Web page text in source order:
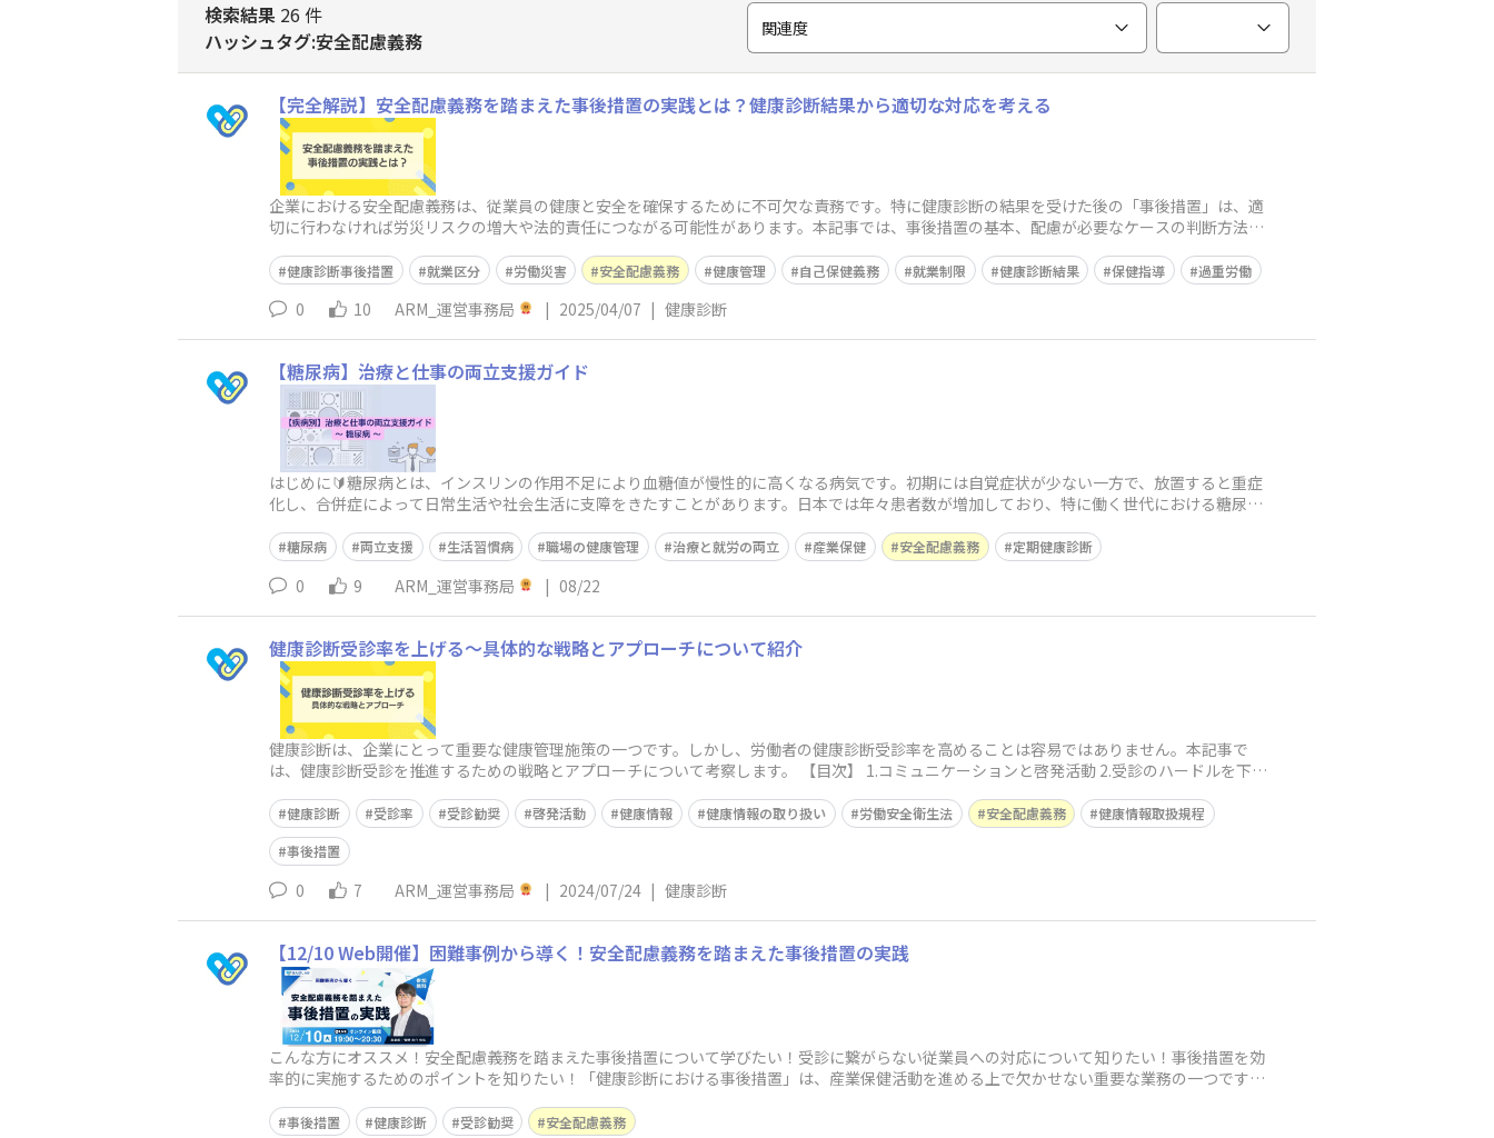
検索結果 26 件
ハッシュタグ:安全配慮義務
関連度
【完全解説】安全配慮義務を踏まえた事後措置の実践とは？健康診断結果から適切な対応を考える
企業における安全配慮義務は、従業員の健康と安全を確保するために不可欠な責務です。特に健康診断の結果を受けた後の「事後措置」は、適
切に行わなければ労災リスクの増大や法的責任につながる可能性があります。本記事では、事後措置の基本、配慮が必要なケースの判断方法、
健康診断事後措置 就業区分 労働災害 安全配慮義務 健康管理 自己保健義務 就業制限 健康診断結果 保健指導 過重労働
0 10 ARM_運営事務局 | 2025/04/07 | 健康診断
【糖尿病】治療と仕事の両立支援ガイド
はじめに🔰糖尿病とは、インスリンの作用不足により血糖値が慢性的に高くなる病気です。初期には自覚症状が少ない一方で、放置すると重症
化し、合併症によって日常生活や社会生活に支障をきたすことがあります。日本では年々患者数が増加しており、特に働く世代における糖尿病
糖尿病 両立支援 生活習慣病 職場の健康管理 治療と就労の両立 産業保健 安全配慮義務 定期健康診断
0 9 ARM_運営事務局 | 08/22
健康診断受診率を上げる～具体的な戦略とアプローチについて紹介
健康診断は、企業にとって重要な健康管理施策の一つです。しかし、労働者の健康診断受診率を高めることは容易ではありません。本記事で
は、健康診断受診を推進するための戦略とアプローチについて考察します。 【目次】 1.コミュニケーションと啓発活動 2.受診のハードルを下げ
健康診断 受診率 受診勧奨 啓発活動 健康情報 健康情報の取り扱い 労働安全衛生法 安全配慮義務
健康情報取扱規程
事後措置
0 7 ARM_運営事務局 | 2024/07/24 | 健康診断
【12/10 Web開催】困難事例から導く！安全配慮義務を踏まえた事後措置の実践
こんな方にオススメ！安全配慮義務を踏まえた事後措置について学びたい！受診に繋がらない従業員への対応について知りたい！事後措置を効
率的に実施するためのポイントを知りたい！「健康診断における事後措置」は、産業保健活動を進める上で欠かせない重要な業務の一つです。
事後措置 健康診断 受診勧奨 安全配慮義務